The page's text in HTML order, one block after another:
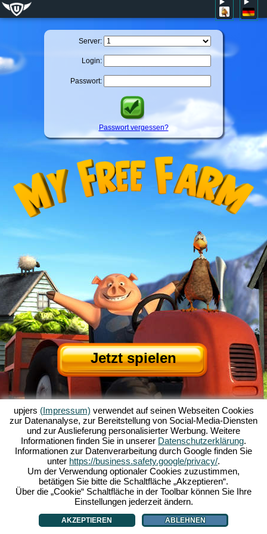
Server:
Login:
Passwort:
Passwort vergessen?
Jetzt spielen
Über My Free Farm |Die Story zum Browserspiel Die Features|AGB |
Impressum |Datenschutzerklärung|Regeln|Forum|Support|Spielinfo
My Free Farm 2 App|Google Play| App Store|
Browsergames - Upjers.com|Cookies verwalten
upjers (Impressum) verwendet auf seinen Webseiten Cookies
zur Datenanalyse, zur Bereitstellung von Social-Media-Diensten
und zur Auslieferung personalisierter Werbung. Weitere
Informationen finden Sie in unserer Datenschutzerklärung.
Informationen zur Datenverarbeitung durch Google finden Sie
unter https://business.safety.google/privacy/.
Um der Verwendung optionaler Cookies zuzustimmen,
betätigen Sie bitte die Schaltfläche „Akzeptieren“.
Über die „Cookie“ Schaltfläche in der Toolbar können Sie Ihre
Einstellungen jederzeit ändern.
AKZEPTIEREN ABLEHNEN